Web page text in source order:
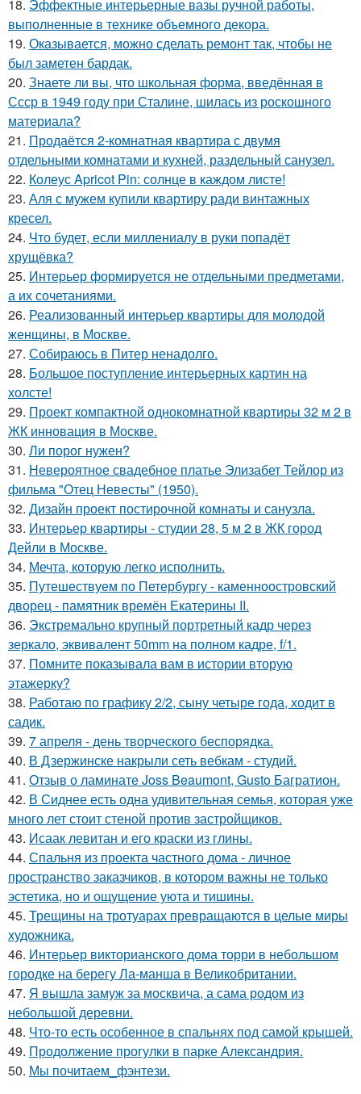
18. Эффектные интерьерные вазы ручной работы,
выполненные в технике объемного декора.
19. Оказывается, можно сделать ремонт так, чтобы не
был заметен бардак.
20. Знаете ли вы, что школьная форма, введённая в
Ссср в 1949 году при Сталине, шилась из роскошного
материала?
21. Продаётся 2-комнатная квартира с двумя
отдельными комнатами и кухней, раздельный санузел.
22. Колеус Apricot Pin: солнце в каждом листе!
23. Аля с мужем купили квартиру ради винтажных
кресел.
24. Что будет, если миллениалу в руки попадёт
хрущёвка?
25. Интерьер формируется не отдельными предметами,
а их сочетаниями.
26. Реализованный интерьер квартиры для молодой
женщины, в Москве.
27. Собираюсь в Питер ненадолго.
28. Большое поступление интерьерных картин на
холсте!
29. Проект компактной однокомнатной квартиры 32 м 2 в
ЖК инновация в Москве.
30. Ли порог нужен?
31. Невероятное свадебное платье Элизабет Тейлор из
фильма "Отец Невесты" (1950).
32. Дизайн проект постирочной комнаты и санузла.
33. Интерьер квартиры - студии 28, 5 м 2 в ЖК город
Дейли в Москве.
34. Мечта, которую легко исполнить.
35. Путешествуем по Петербургу - каменноостровский
дворец - памятник времён Екатерины II.
36. Экстремально крупный портретный кадр через
зеркало, эквивалент 50mm на полном кадре, f/1.
37. Помните показывала вам в истории вторую
этажерку?
38. Работаю по графику 2/2, сыну четыре года, ходит в
садик.
39. 7 апреля - день творческого беспорядка.
40. В Дзержинске накрыли сеть вебкам - студий.
41. Отзыв о ламинате Joss Beaumont, Gusto Багратион.
42. В Сиднее есть одна удивительная семья, которая уже
много лет стоит стеной против застройщиков.
43. Исаак левитан и его краски из глины.
44. Спальня из проекта частного дома - личное
пространство заказчиков, в котором важны не только
эстетика, но и ощущение уюта и тишины.
45. Трещины на тротуарах превращаются в целые миры
художника.
46. Интерьер викторианского дома торри в небольшом
городке на берегу Ла-манша в Великобритании.
47. Я вышла замуж за москвича, а сама родом из
небольшой деревни.
48. Что-то есть особенное в спальнях под самой крышей.
49. Продолжение прогулки в парке Александрия.
50. Мы почитаем_фэнтези.